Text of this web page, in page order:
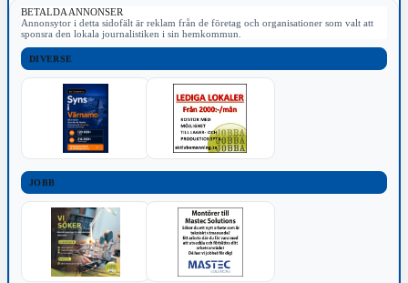
BETALDA ANNONSER
Annonsytor i detta sidofält är reklam från de företag och organisationer som valt att
sponsra den lokala journalistiken i sin hemkommun.
DIVERSE
JOBB